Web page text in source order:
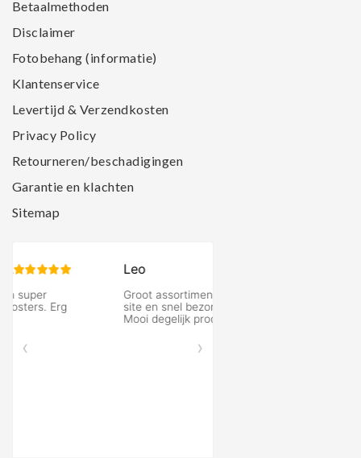
Betaalmethoden
Disclaimer
Fotobehang (informatie)
Klantenservice
Levertijd & Verzendkosten
Privacy Policy
Retourneren/beschadigingen
Garantie en klachten
Sitemap